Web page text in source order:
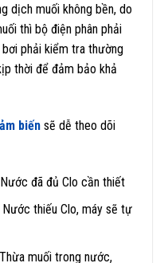
dịch muối không bền, do
thì bộ điện phân phải
phải kiểm tra thường
thời để đảm bảo khả
biến sẽ dễ theo dõi
đã đủ Clo cần thiết
thiếu Clo, máy sẽ tự
muối trong nước,